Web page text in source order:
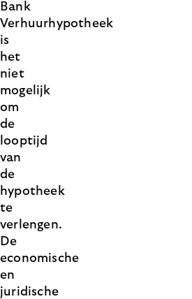
Bank
Verhuurhypotheek
is
het
niet
mogelijk
om
de
looptijd
van
de
hypotheek
te
verlengen.
De
economische
en
juridische